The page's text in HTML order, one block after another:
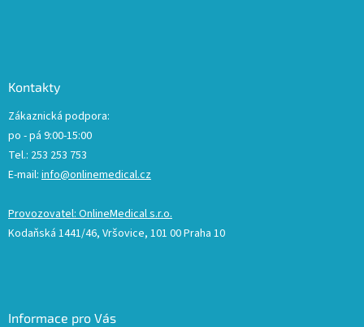
Kontakty
Zákaznická podpora:
po - pá 9:00-15:00
Tel.: 253 253 753
E-mail: info@onlinemedical.cz
Provozovatel: OnlineMedical s.r.o.
Kodaňská 1441/46, Vršovice, 101 00 Praha 10
Informace pro Vás